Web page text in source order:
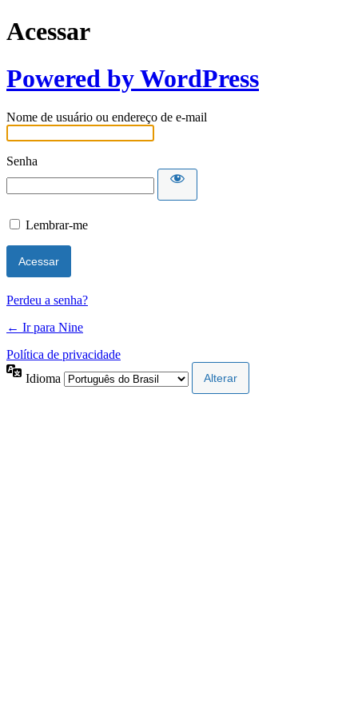
Acessar
Powered by WordPress
Nome de usuário ou endereço de e-mail
Senha
Lembrar-me
Perdeu a senha?
← Ir para Nine
Política de privacidade
Idioma